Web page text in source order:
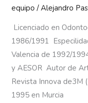
equipo /Alejandro
Licenciado en
1986/1991
Valencia de 1992/
y AESOR Autor de
Revista Innova de3M
1995 en Murcia